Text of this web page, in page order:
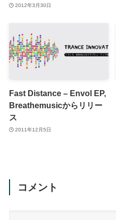
2012年3月30日
Fast Distance – Envol EP,
Breathemusicからリリー
ス
2011年12月5日
コメント